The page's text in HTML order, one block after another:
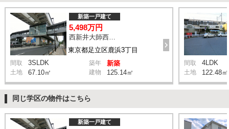
東京都足立区鹿浜3丁目
新築一戸建て
5,498万円
西新井大師西駅 鹿浜三丁目交差点 バス14分 停歩4分
間取 3SLDK 築年 新築
土地 67.10㎡ 建物 125.14㎡
間取 4LDK
土地 122.48㎡
同じ学区の物件はこちら
新築一戸建て